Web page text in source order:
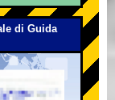
di Guida